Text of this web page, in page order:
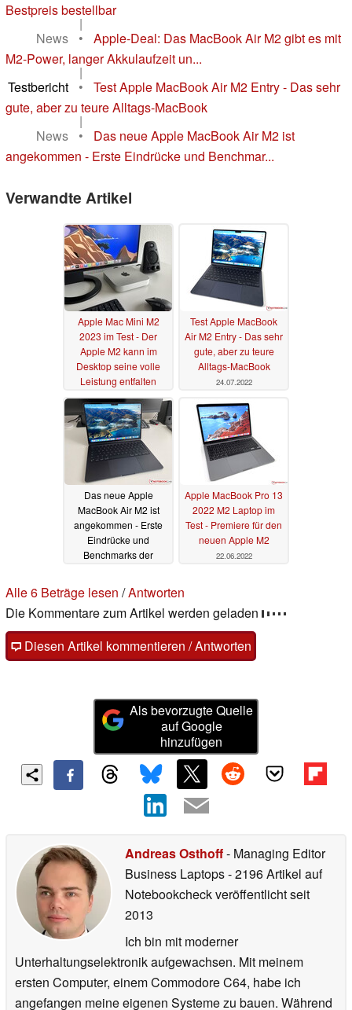
Bestpreis bestellbar
|
News
•
Apple-Deal: Das MacBook Air M2 gibt es mit
M2-Power, langer Akkulaufzeit un...
|
Testbericht
•
Test Apple MacBook Air M2 Entry - Das sehr
gute, aber zu teure Alltags-MacBook
|
News
•
Das neue Apple MacBook Air M2 ist
angekommen - Erste Eindrücke und Benchmar...
Verwandte Artikel
Apple Mac Mini M2
2023 im Test - Der
Apple M2 kann im
Desktop seine volle
Leistung entfalten
31.08.2023
Test Apple MacBook
Air M2 Entry - Das sehr
gute, aber zu teure
Alltags-MacBook
24.07.2022
Das neue Apple
MacBook Air M2 ist
angekommen - Erste
Eindrücke und
Benchmarks der
Apple MacBook Pro 13
2022 M2 Laptop im
Test - Premiere für den
neuen Apple M2
22.06.2022
Alle 6 Beträge lesen /Antworten
Die Kommentare zum Artikel werden geladen
Diesen Artikel kommentieren / Antworten
Als bevorzugte Quelle
auf Google
hinzufügen
Andreas Osthoff- Managing Editor
Business Laptops- 2196 Artikel auf
Notebookcheck veröffentlichtseit
2013
Ich bin mit moderner
Unterhaltungselektronik aufgewachsen. Mit meinem
ersten Computer, einem Commodore C64, habe ich
angefangen meine eigenen Systeme zu bauen. Während